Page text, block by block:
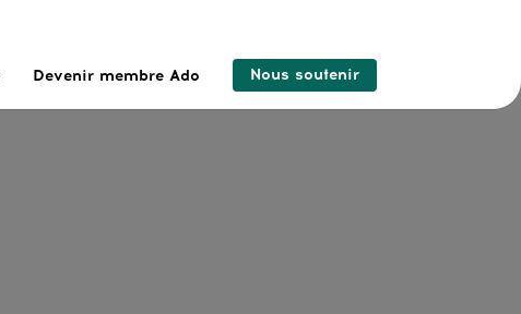
Devenir membre Ado Nous soutenir